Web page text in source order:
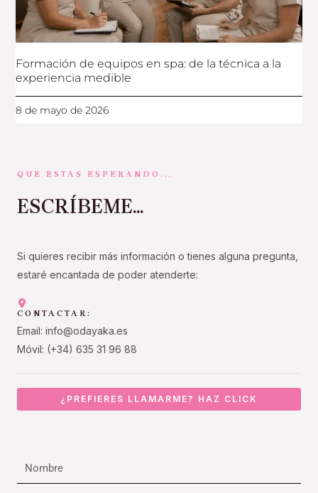
Formación de equipos en spa: de la técnica a la
experiencia medible
8 de mayo de 2026
QUE ESTAS ESPERANDO...
ESCRÍBEME...
Si quieres recibir más información o tienes alguna pregunta,
estaré encantada de poder atenderte:
CONTACTAR:
Email: info@odayaka.es
Móvil: (+34) 635 31 96 88
¿PREFIERES LLAMARME? HAZ CLICK
Nombre